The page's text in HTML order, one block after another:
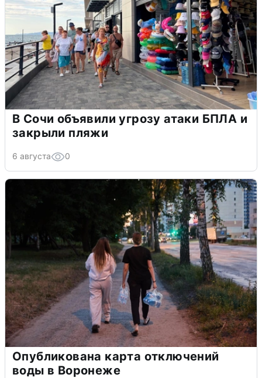
В Сочи объявили угрозу атаки БПЛА и
закрыли пляжи
6 августа 0
Опубликована карта отключений
воды в Воронеже